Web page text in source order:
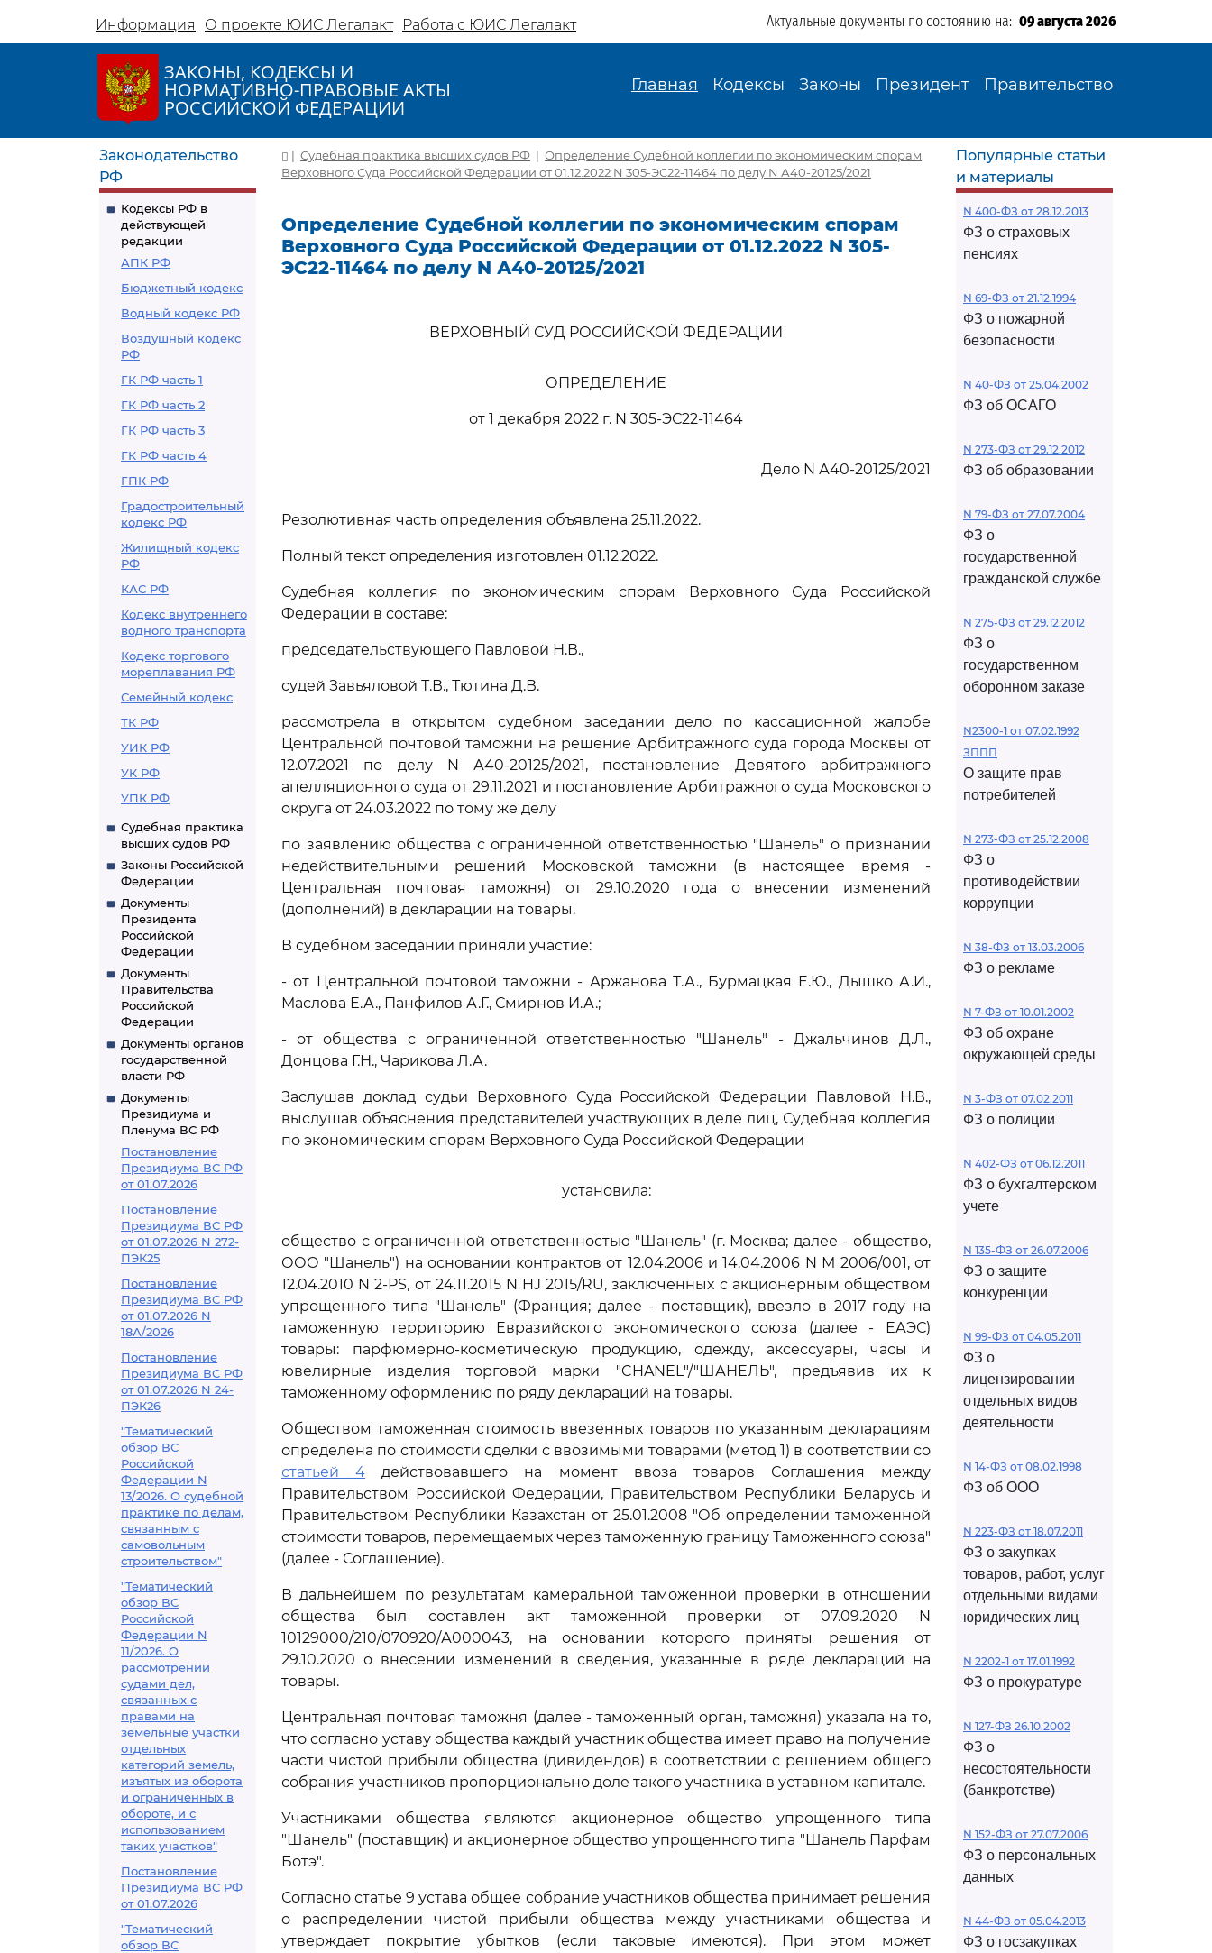
Информация О проекте ЮИС Легалакт Работа с ЮИС Легалакт Актуальные документы по состоянию на: 09 августа 2026
ЗАКОНЫ, КОДЕКСЫ И
НОРМАТИВНО-ПРАВОВЫЕ АКТЫ
РОССИЙСКОЙ ФЕДЕРАЦИИ
Главная Кодексы Законы Президент Правительство
Законодательство
РФ
Кодексы РФ в
действующей
редакции
АПК РФ
Бюджетный кодекс
Водный кодекс РФ
Воздушный кодекс
РФ
ГК РФ часть 1
ГК РФ часть 2
ГК РФ часть 3
ГК РФ часть 4
ГПК РФ
Градостроительный
кодекс РФ
Жилищный кодекс
РФ
КАС РФ
Кодекс внутреннего
водного транспорта
Кодекс торгового
мореплавания РФ
Семейный кодекс
ТК РФ
УИК РФ
УК РФ
УПК РФ
Судебная практика
высших судов РФ
Законы Российской
Федерации
Документы
Президента
Российской
Федерации
Документы
Правительства
Российской
Федерации
Документы органов
государственной
власти РФ
Документы
Президиума и
Пленума ВС РФ
Постановление
Президиума ВС РФ
от 01.07.2026
Постановление
Президиума ВС РФ
от 01.07.2026 N 272-
ПЭК25
Постановление
Президиума ВС РФ
от 01.07.2026 N
18А/2026
Постановление
Президиума ВС РФ
от 01.07.2026 N 24-
ПЭК26
"Тематический
обзор ВС
Российской
Федерации N
13/2026. О судебной
практике по делам,
связанным с
самовольным
строительством"
"Тематический
обзор ВС
Российской
Федерации N
11/2026. О
рассмотрении
судами дел,
связанных с
правами на
земельные участки
отдельных
категорий земель,
изъятых из оборота
и ограниченных в
обороте, и с
использованием
таких участков"
Постановление
Президиума ВС РФ
от 01.07.2026
"Тематический
обзор ВС
| Судебная практика высших судов РФ | Определение Судебной коллегии по экономическим спорам
Верховного Суда Российской Федерации от 01.12.2022 N 305-ЭС22-11464 по делу N А40-20125/2021
Определение Судебной коллегии по экономическим спорам
Верховного Суда Российской Федерации от 01.12.2022 N 305-
ЭС22-11464 по делу N А40-20125/2021
ВЕРХОВНЫЙ СУД РОССИЙСКОЙ ФЕДЕРАЦИИ
ОПРЕДЕЛЕНИЕ
от 1 декабря 2022 г. N 305-ЭС22-11464
Дело N А40-20125/2021
Резолютивная часть определения объявлена 25.11.2022.
Полный текст определения изготовлен 01.12.2022.
Судебная коллегия по экономическим спорам Верховного Суда Российской
Федерации в составе:
председательствующего Павловой Н.В.,
судей Завьяловой Т.В., Тютина Д.В.
рассмотрела в открытом судебном заседании дело по кассационной жалобе
Центральной почтовой таможни на решение Арбитражного суда города Москвы от
12.07.2021 по делу N А40-20125/2021, постановление Девятого арбитражного
апелляционного суда от 29.11.2021 и постановление Арбитражного суда Московского
округа от 24.03.2022 по тому же делу
по заявлению общества с ограниченной ответственностью "Шанель" о признании
недействительными решений Московской таможни (в настоящее время -
Центральная почтовая таможня) от 29.10.2020 года о внесении изменений
(дополнений) в декларации на товары.
В судебном заседании приняли участие:
- от Центральной почтовой таможни - Аржанова Т.А., Бурмацкая Е.Ю., Дышко А.И.,
Маслова Е.А., Панфилов А.Г., Смирнов И.А.;
- от общества с ограниченной ответственностью "Шанель" - Джальчинов Д.Л.,
Донцова Г.Н., Чарикова Л.А.
Заслушав доклад судьи Верховного Суда Российской Федерации Павловой Н.В.,
выслушав объяснения представителей участвующих в деле лиц, Судебная коллегия
по экономическим спорам Верховного Суда Российской Федерации
установила:
общество с ограниченной ответственностью "Шанель" (г. Москва; далее - общество,
ООО "Шанель") на основании контрактов от 12.04.2006 и 14.04.2006 N М 2006/001, от
12.04.2010 N 2-PS, от 24.11.2015 N HJ 2015/RU, заключенных с акционерным обществом
упрощенного типа "Шанель" (Франция; далее - поставщик), ввезло в 2017 году на
таможенную территорию Евразийского экономического союза (далее - ЕАЭС)
товары: парфюмерно-косметическую продукцию, одежду, аксессуары, часы и
ювелирные изделия торговой марки "CHANEL"/"ШАНЕЛЬ", предъявив их к
таможенному оформлению по ряду деклараций на товары.
Обществом таможенная стоимость ввезенных товаров по указанным декларациям
определена по стоимости сделки с ввозимыми товарами (метод 1) в соответствии со
статьей 4 действовавшего на момент ввоза товаров Соглашения между
Правительством Российской Федерации, Правительством Республики Беларусь и
Правительством Республики Казахстан от 25.01.2008 "Об определении таможенной
стоимости товаров, перемещаемых через таможенную границу Таможенного союза"
(далее - Соглашение).
В дальнейшем по результатам камеральной таможенной проверки в отношении
общества был составлен акт таможенной проверки от 07.09.2020 N
10129000/210/070920/А000043, на основании которого приняты решения от
29.10.2020 о внесении изменений в сведения, указанные в ряде деклараций на
товары.
Центральная почтовая таможня (далее - таможенный орган, таможня) указала на то,
что согласно уставу общества каждый участник общества имеет право на получение
части чистой прибыли общества (дивидендов) в соответствии с решением общего
собрания участников пропорционально доле такого участника в уставном капитале.
Участниками общества являются акционерное общество упрощенного типа
"Шанель" (поставщик) и акционерное общество упрощенного типа "Шанель Парфам
Ботэ".
Согласно статье 9 устава общее собрание участников общества принимает решения
о распределении чистой прибыли общества между участниками общества и
утверждает покрытие убытков (если таковые имеются). При этом может
Популярные статьи
и материалы
N 400-ФЗ от 28.12.2013
ФЗ о страховых
пенсиях
N 69-ФЗ от 21.12.1994
ФЗ о пожарной
безопасности
N 40-ФЗ от 25.04.2002
ФЗ об ОСАГО
N 273-ФЗ от 29.12.2012
ФЗ об образовании
N 79-ФЗ от 27.07.2004
ФЗ о
государственной
гражданской службе
N 275-ФЗ от 29.12.2012
ФЗ о
государственном
оборонном заказе
N2300-1 от 07.02.1992
ЗППП
О защите прав
потребителей
N 273-ФЗ от 25.12.2008
ФЗ о
противодействии
коррупции
N 38-ФЗ от 13.03.2006
ФЗ о рекламе
N 7-ФЗ от 10.01.2002
ФЗ об охране
окружающей среды
N 3-ФЗ от 07.02.2011
ФЗ о полиции
N 402-ФЗ от 06.12.2011
ФЗ о бухгалтерском
учете
N 135-ФЗ от 26.07.2006
ФЗ о защите
конкуренции
N 99-ФЗ от 04.05.2011
ФЗ о
лицензировании
отдельных видов
деятельности
N 14-ФЗ от 08.02.1998
ФЗ об ООО
N 223-ФЗ от 18.07.2011
ФЗ о закупках
товаров, работ, услуг
отдельными видами
юридических лиц
N 2202-1 от 17.01.1992
ФЗ о прокуратуре
N 127-ФЗ 26.10.2002
ФЗ о
несостоятельности
(банкротстве)
N 152-ФЗ от 27.07.2006
ФЗ о персональных
данных
N 44-ФЗ от 05.04.2013
ФЗ о госзакупках